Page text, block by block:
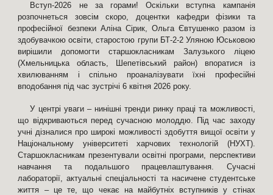
Вступ-2026 не за горами! Оскільки вступна кампанія
розпочнеться зовсім скоро, доцентки кафедри фізики та
професійної безпеки Аліна Сірик, Ольга Євтушенко разом із
здобувачкою освіти, старостою групи БТ-2-2 Уляною Юськовою
вирішили допомогти старшокласникам Залузького ліцею
(Хмельницька область, Шепетівський район) впоратися із
хвилюванням і спільно проаналізувати їхні професійні
вподобання під час зустрічі 6 квітня 2026 року.
У центрі уваги – нинішні тренди ринку праці та можливості,
що відкриваються перед сучасною молоддю. Під час заходу
учні дізналися про широкі можливості здобуття вищої освіти у
Національному університеті харчових технологій (НУХТ).
Старшокласникам презентували освітні програми, перспективи
навчання та подальшого працевлаштування. Сучасні
лабораторії, актуальні спеціальності та насичене студентське
життя – це те, що чекає на майбутніх вступників у стінах